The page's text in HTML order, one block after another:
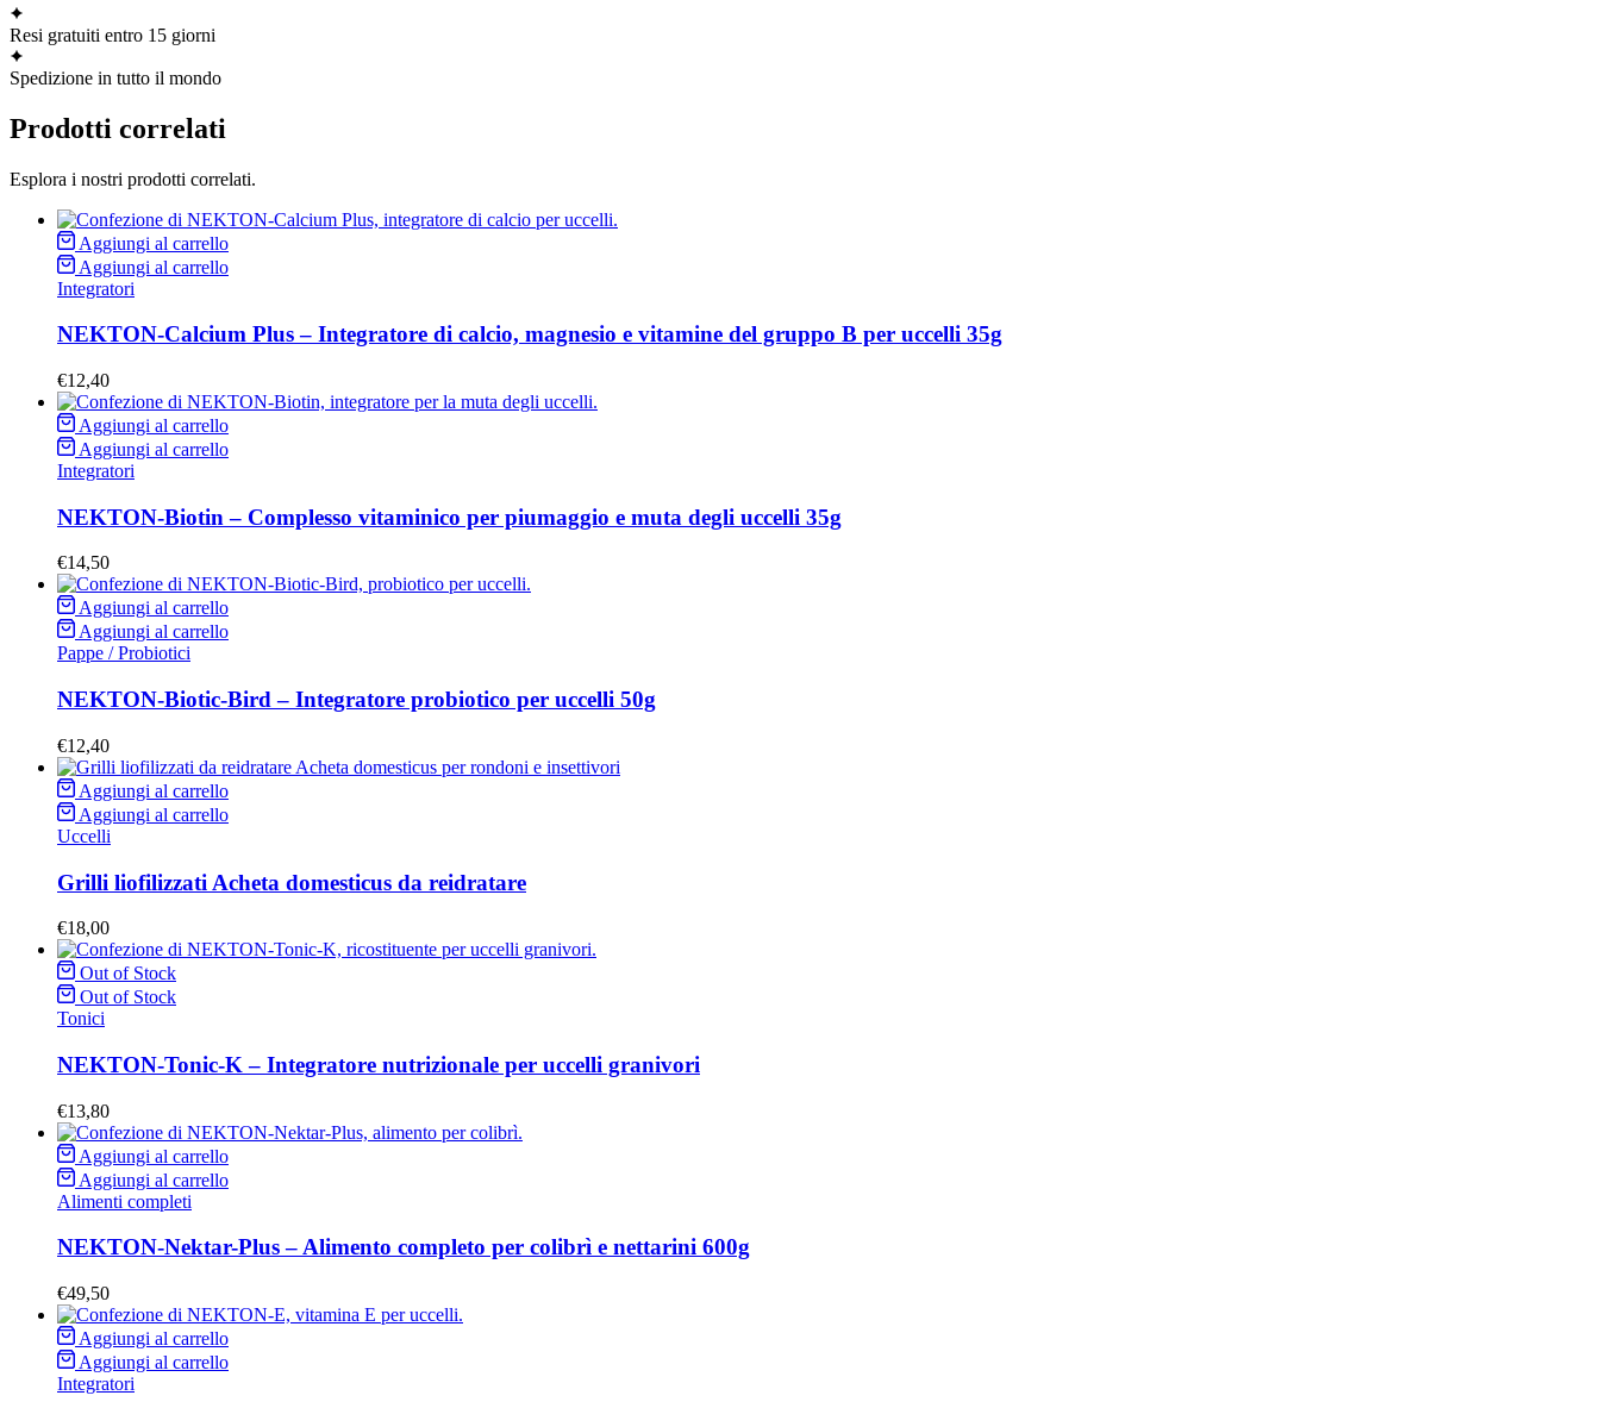
Resi gratuiti entro 15 giorni
Spedizione in tutto il mondo
Prodotti correlati
Esplora i nostri prodotti correlati.
Aggiungi al carrello
Aggiungi al carrello
Integratori
NEKTON-Calcium Plus – Integratore di calcio, magnesio e vitamine del gruppo B per uccelli 35g
€12,40
Aggiungi al carrello
Aggiungi al carrello
Integratori
NEKTON-Biotin – Complesso vitaminico per piumaggio e muta degli uccelli 35g
€14,50
Aggiungi al carrello
Aggiungi al carrello
Pappe / Probiotici
NEKTON-Biotic-Bird – Integratore probiotico per uccelli 50g
€12,40
Aggiungi al carrello
Aggiungi al carrello
Uccelli
Grilli liofilizzati Acheta domesticus da reidratare
€18,00
Out of Stock
Out of Stock
Tonici
NEKTON-Tonic-K – Integratore nutrizionale per uccelli granivori
€13,80
Aggiungi al carrello
Aggiungi al carrello
Alimenti completi
NEKTON-Nektar-Plus – Alimento completo per colibrì e nettarini 600g
€49,50
Aggiungi al carrello
Aggiungi al carrello
Integratori